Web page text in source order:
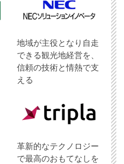
地域が主役となり自走
できる観光地経営を、
信頼の技術と情熱で支
える
革新的なテクノロジー
で最高のおもてなしを